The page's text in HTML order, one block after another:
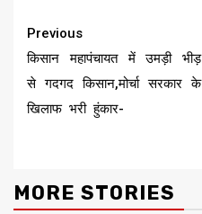
Continue
Reading
Previous
किसान महापंचायत में उमड़ी भीड़
से गदगद किसान,मोर्चा सरकार के
खिलाफ भरी हुंकार-
MORE STORIES